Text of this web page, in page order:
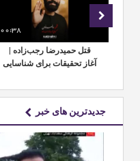
00:38
قتل حمیدرضا رجب‌زاده |
آغاز تحقیقات برای شناسایی
جدیدترین های خبر